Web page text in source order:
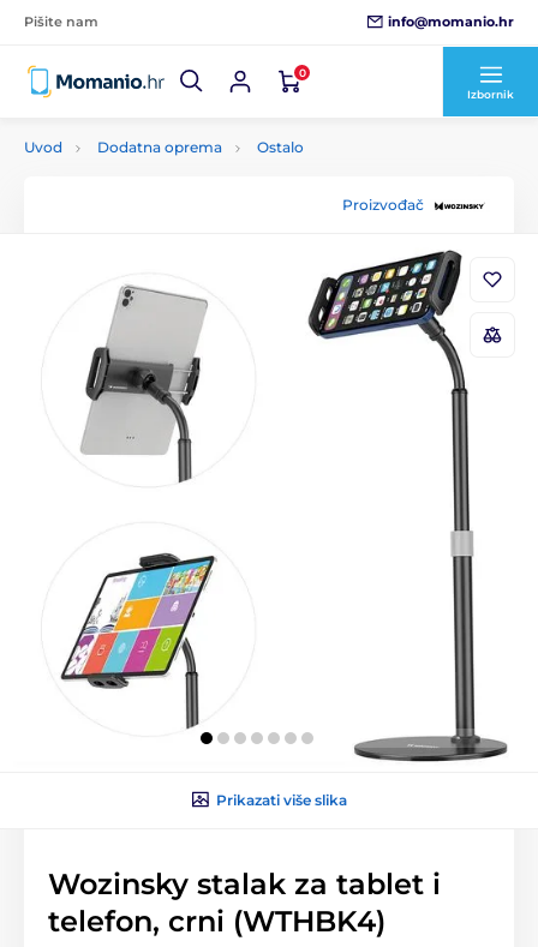
Pišite nam info@momanio.hr
0
Izbornik
Uvod Dodatna oprema Ostalo
Proizvođač
Prikazati više slika
Wozinsky stalak za tablet i
telefon, crni (WTHBK4)